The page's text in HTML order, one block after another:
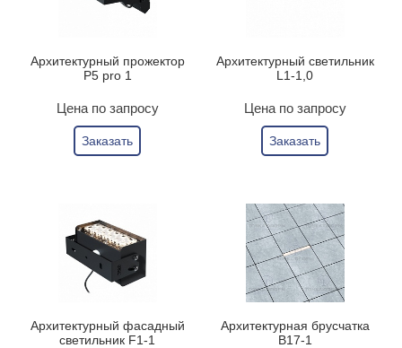
Архитектурный прожектор
P5 pro 1
Цена по запросу
Заказать
Архитектурный светильник
L1-1,0
Цена по запросу
Заказать
Архитектурный фасадный
светильник F1-1
Архитектурная брусчатка
B17-1